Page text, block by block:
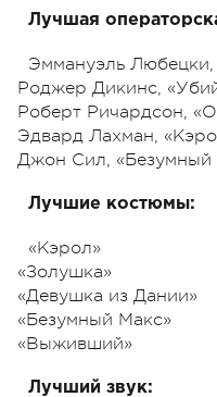
Лучшая
Эммануэль
Роджер Дикинс,
Роберт Ричардсон,
Эдвард Лахман,
Джон Сил, «Безумный
Лучшие костюмы:
«Кэрол»
«Золушка»
«Девушка из Дании»
«Безумный Макс»
«Выживший»
Лучший звук: